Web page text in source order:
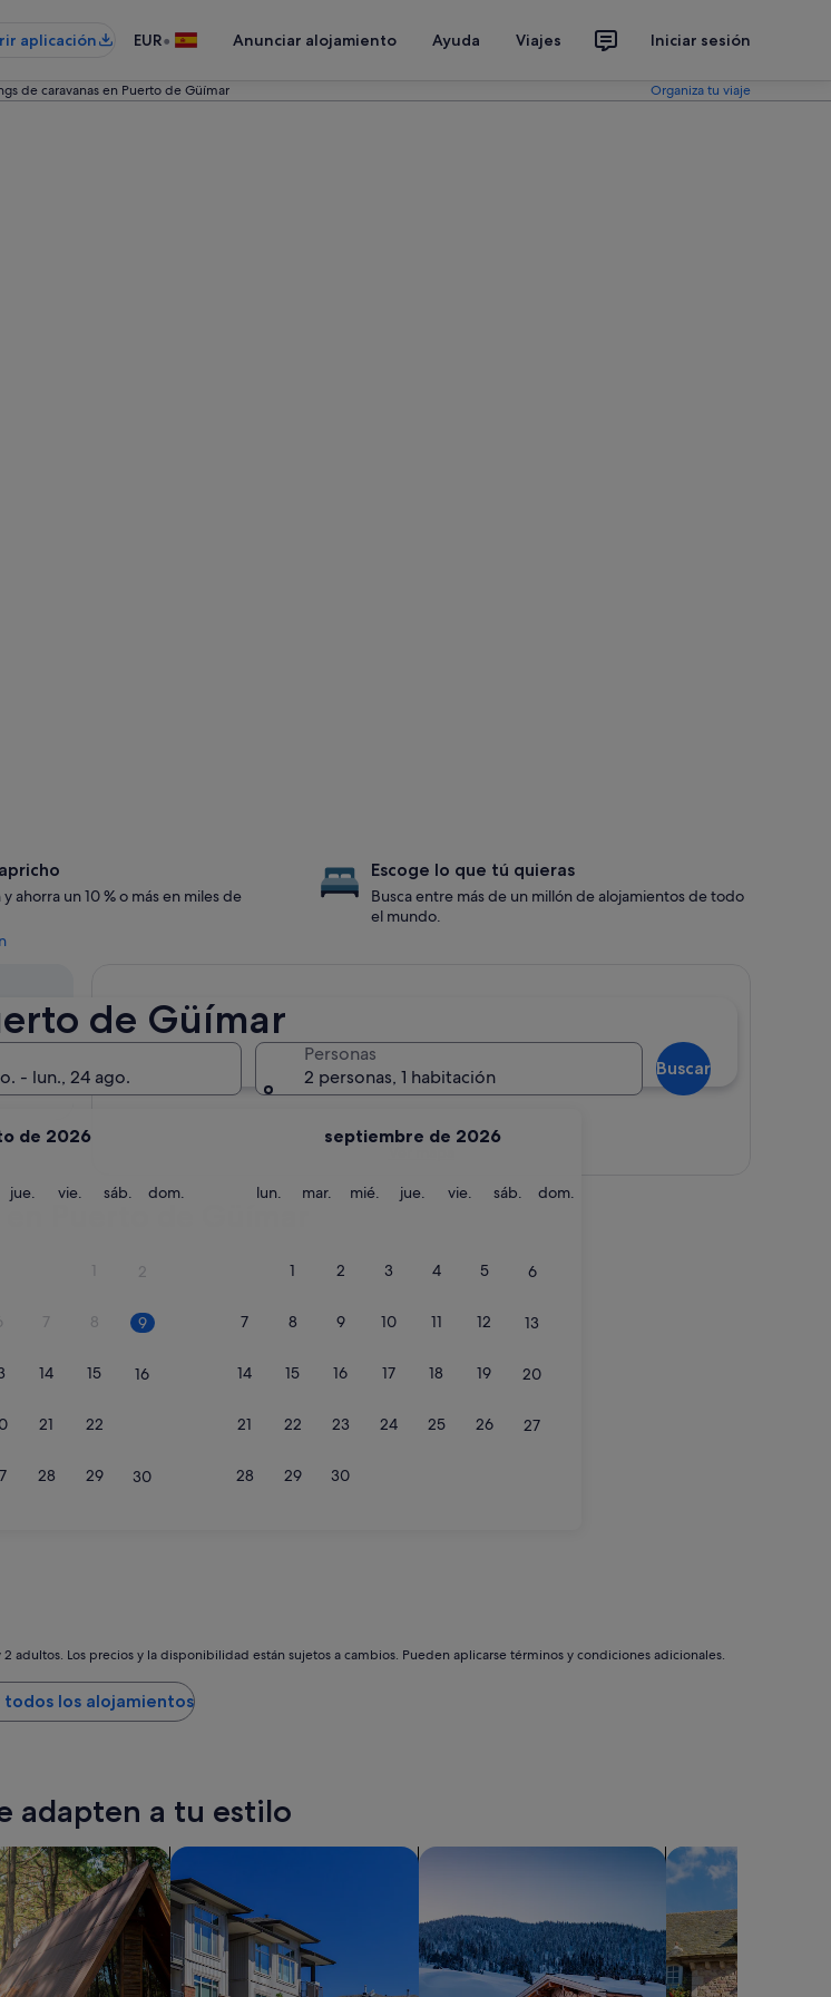
aplicación EUR• Anunciar alojamiento Ayuda Viajes Iniciar sesión
de caravanas en Puerto de Güímar Organiza tu viaje
de Güímar
- lun., 24 ago.
de 2026
jue. jueves
vie. viernes
sáb. sábado
dom.
1 2
7 8 9
14 15 16
21 22
28 29 30
septiembre de 2026
lun. lunesmar. martes
mié. miércoles
jue. jueves
vie. viernes
sáb. sábado
dom.
1 2 3 4 5 6
7 8 9 10 11 12 13
14 15 16 17 18 19 20
21 22 23 24 25 26 27
28 29 30
Personas
2 personas, 1 habitación
Buscar
y ahorra un 10 % o más en miles de
Escoge lo que tú quieras
Busca entre más de un millón de alojamientos de todo
el mundo.
Puerto de Güímar
adultos. Los precios y la disponibilidad están sujetos a cambios. Pueden aplicarse términos y condiciones adicionales.
todos los alojamientos
adapten a tu estilo
Buscar condominios Buscar chalets Buscar casas de